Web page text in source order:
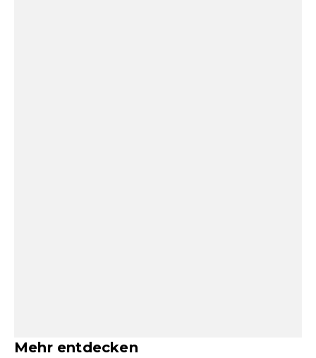
Mehr entdecken